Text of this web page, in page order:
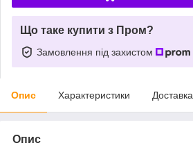
Що таке купити з Пром?
Замовлення під захистом
Опис Характеристики Доставка
Опис